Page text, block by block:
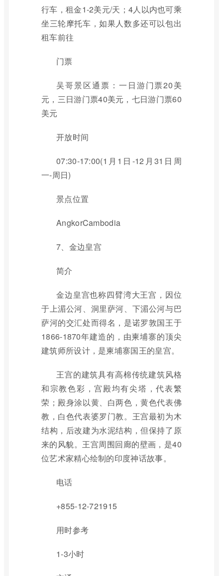
行车，租金1-2美元/天；4人以内也可乘
坐三轮摩托车，如果人数多还可以包出
租车前往
门票
吴哥景区通票：一日游门票20美
元，三日游门票40美元，七日游门票60
美元
开放时间
07:30-17:00(1月1日-12月31日周
一-周日)
景点位置
AngkorCambodia
7、金边皇宫
简介
金边皇宫也称四臂湾大王宫，因位
于上湄公河、洞里萨河、下湄公河与巴
萨河的交汇处而得名，是诺罗敦国王于
1866-1870年建造的，由柬埔寨的顶尖
建筑师所设计，是柬埔寨国王的皇宫。
王宫的建筑具有高棉传统建筑风格
和宗教色彩，宫殿均有尖塔，代表繁
荣；殿身涂以黄、白两色，黄色代表佛
教，白色代表婆罗门教。王宫最初为木
结构，后改建为水泥结构，但保持了原
来的风貌。王宫周围回廊的壁画，是40
位艺术家精心绘制的印度神话故事。
电话
+855-12-721915
用时参考
1-3小时